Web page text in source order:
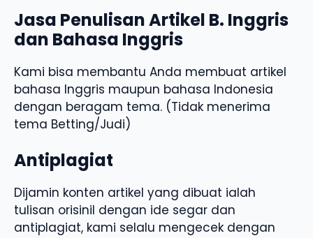
Jasa Penulisan Artikel B. Inggris
dan Bahasa Inggris
Kami bisa membantu Anda membuat artikel
bahasa Inggris maupun bahasa Indonesia
dengan beragam tema. (Tidak menerima
tema Betting/Judi)
Antiplagiat
Dijamin konten artikel yang dibuat ialah
tulisan orisinil dengan ide segar dan
antiplagiat, kami selalu mengecek dengan